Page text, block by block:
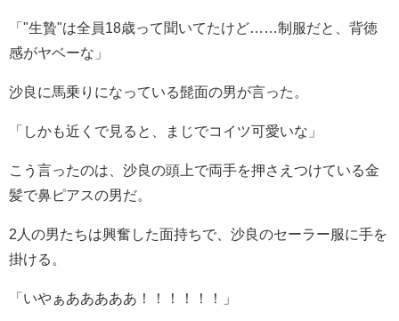
「"生贄"は全員18歳って聞いてたけど……制服だと、背徳
感がヤベーな」
沙良に馬乗りになっている髭面の男が言った。
「しかも近くで見ると、まじでコイツ可愛いな」
こう言ったのは、沙良の頭上で両手を押さえつけている金
髪で鼻ピアスの男だ。
2人の男たちは興奮した面持ちで、沙良のセーラー服に手を
掛ける。
「いやぁあああああ！！！！！！」